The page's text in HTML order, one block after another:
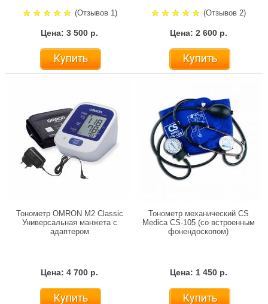
(Отзывов 1)
Цена: 3 500 р.
Купить
(Отзывов 2)
Цена: 2 600 р.
Купить
Тонометр OMRON M2 Classic
Универсальная манжета с
адаптером
Цена: 4 700 р.
Купить
Тонометр механический CS
Medica CS-105 (со встроенным
фонендоскопом)
Цена: 1 450 р.
Купить